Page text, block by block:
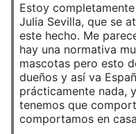
Estoy
Julia Sevilla, que se
este hecho. Me
hay una normativa
mascotas pero esto
dueños y así va
prácticamente nada,
tenemos que
comportamos en